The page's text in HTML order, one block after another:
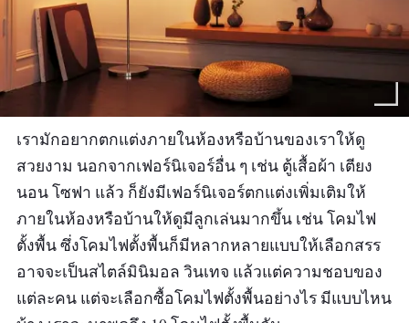
เรามักอยากตกแต่งภายในห้องหรือบ้านของเราให้ดู
สวยงาม นอกจากเฟอร์นิเจอร์อื่น ๆ เช่น ตู้เสื้อผ้า เตียง
นอน โซฟา แล้ว ก็ยังมีเฟอร์นิเจอร์ตกแต่งเพิ่มเติมให้
ภายในห้องหรือบ้านให้ดูมีลูกเล่นมากขึ้น เช่น โคมไฟ
ตั้งพื้น ซึ่งโคมไฟตั้งพื้นก็มีหลากหลายแบบให้เลือกสรร
อาจจะเป็นสไตล์มินิมอล วินเทจ แล้วแต่ความชอบของ
แต่ละคน แต่จะเลือกซื้อโคมไฟตั้งพื้นอย่างไร มีแบบไหน